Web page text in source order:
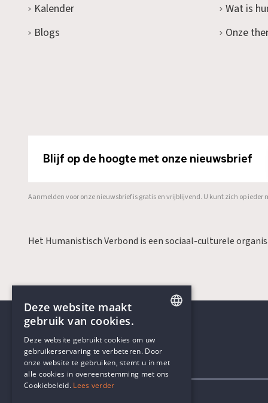
Kalender
Blogs
Wat is
Onze
Blijf op de hoogte met onze nieuwsbrief
Aanmelden voor onze nieuwsbrief is gratis en vrijblijvend. U kunt zich op ieder
Het Humanistisch Verbond is een sociaal-culturele
Contactgegevens
DUTCH
Deze website maakt
gebruik van cookies.
Deze website gebruikt cookies om uw
gebruikerservaring te verbeteren. Door
onze website te gebruiken, stemt u in met
alle cookies in overeenstemming met ons
Cookiebeleid. Lees verder